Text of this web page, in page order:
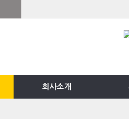
회사소개